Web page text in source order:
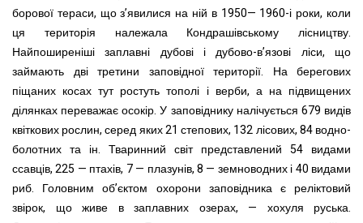
борової тераси, що з’явилися на ній в 1950— 1960-і роки, коли
ця територія належала Кондрашівському лісництву.
Найпоширеніші заплавні дубові і дубово-в’язові ліси, що
займають дві третини заповідної території. На берегових
піщаних косах тут ростуть тополі і верби, а на підвищених
ділянках переважає осокір. У заповіднику налічується 679 видів
квіткових рослин, серед яких 21 степових, 132 лісових, 84 водно-
болотних та ін. Тваринний світ представлений 54 видами
ссавців, 225 — птахів, 7 — плазунів, 8 — земноводних і 40 видами
риб. Головним об’єктом охорони заповідника є реліктовий
звірок, що живе в заплавних озерах, — хохуля руська.